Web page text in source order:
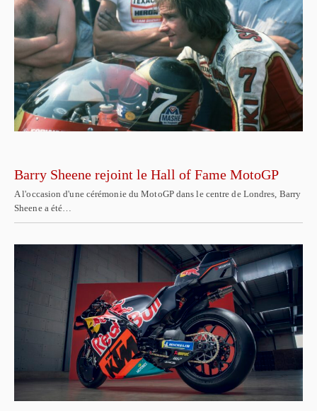
Barry Sheene rejoint le Hall of Fame MotoGP
A l'occasion d'une cérémonie du MotoGP dans le centre de Londres, Barry
Sheene a été…